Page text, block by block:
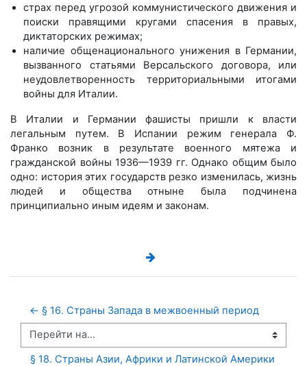
страх перед угрозой коммунистического движения и
поиски правящими кругами спасения в правых,
диктаторских режимах;
наличие общенационального унижения в Германии,
вызванного статьями Версальского договора, или
неудовлетворенность территориальными итогами
войны для Италии.
В Италии и Германии фашисты пришли к власти
легальным путем. В Испании режим генерала Ф.
Франко возник в результате военного мятежа и
гражданской войны 1936—1939 гг. Однако общим было
одно: история этих государств резко изменилась, жизнь
людей и общества отныне была подчинена
принципиально иным идеям и законам.
← § 16. Страны Запада в межвоенный период
Перейти на...
§ 18. Страны Азии, Африки и Латинской Америки